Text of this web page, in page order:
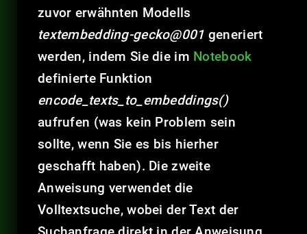
zuvor erwähnten Modells
textembedding-gecko@001 generiert
werden, indem Sie die im Notebook
definierte Funktion
encode_texts_to_embeddings()
aufrufen (was kein Problem sein
sollte, wenn Sie es bis hierher
geschafft haben). Die zweite
Anweisung verwendet die
Volltextsuche, wobei der Text der